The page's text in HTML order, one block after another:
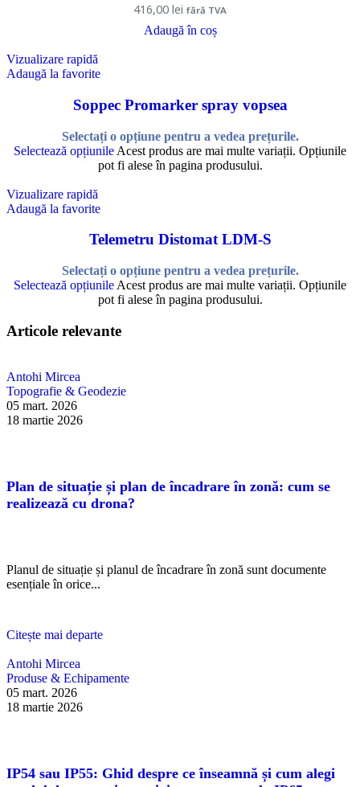
416,00 lei fără TVA
Adaugă în coș
Vizualizare rapidă
Adaugă la favorite
Soppec Promarker spray vopsea
Selectați o opțiune pentru a vedea prețurile.
Selectează opțiunile Acest produs are mai multe variații. Opțiunile
pot fi alese în pagina produsului.
Vizualizare rapidă
Adaugă la favorite
Telemetru Distomat LDM-S
Selectați o opțiune pentru a vedea prețurile.
Selectează opțiunile Acest produs are mai multe variații. Opțiunile
pot fi alese în pagina produsului.
Articole relevante
Antohi Mircea
Topografie & Geodezie
05 mart. 2026
18 martie 2026
Plan de situație și plan de încadrare în zonă: cum se
realizează cu drona?
Planul de situație și planul de încadrare în zonă sunt documente
esențiale în orice...
Citește mai departe
Antohi Mircea
Produse & Echipamente
05 mart. 2026
18 martie 2026
IP54 sau IP55: Ghid despre ce înseamnă și cum alegi